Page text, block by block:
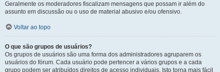
Geralmente os moderadores fiscalizam mensagens que possam ir além do
assunto em discussão ou o uso de material abusivo e/ou ofensivo.
Voltar ao topo
O que são grupos de usuários?
Os grupos de usuários são uma forma dos administradores agruparem os
usuários do fórum. Cada usuário pode pertencer a vários grupos e a cada
grupo podem ser atribuídos direitos de acesso individuais. Isto torna mais fácil